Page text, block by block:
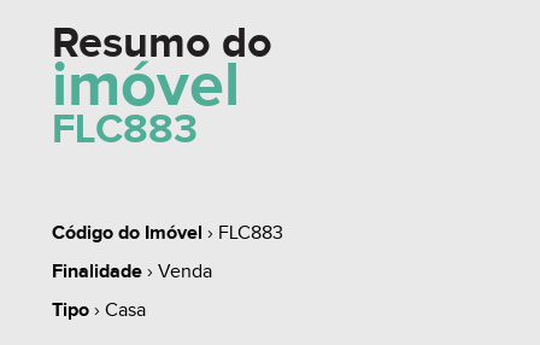
Resumo do
imóvel
FLC883
Código do Imóvel › FLC883
Finalidade› Venda
Tipo› Casa